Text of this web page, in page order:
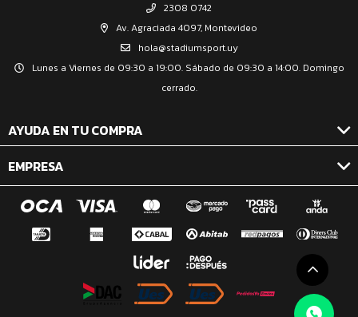
2308 0742
Av. Agraciada 4097, Montevideo
hola@stadiumsport.uy
Lunes a Viernes de 09:30 a 19:00. Sábado de 09:30 a 14:00. Domingo
cerrado.
AYUDA EN TU COMPRA
EMPRESA